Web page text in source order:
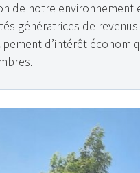
de notre environnement
génératrices de
d’intérêt